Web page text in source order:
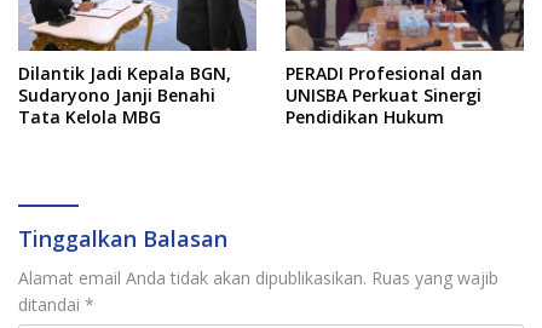
Dilantik Jadi Kepala BGN,
Sudaryono Janji Benahi
Tata Kelola MBG
PERADI Profesional dan
UNISBA Perkuat Sinergi
Pendidikan Hukum
Tinggalkan Balasan
Alamat email Anda tidak akan dipublikasikan. Ruas yang wajib
ditandai *